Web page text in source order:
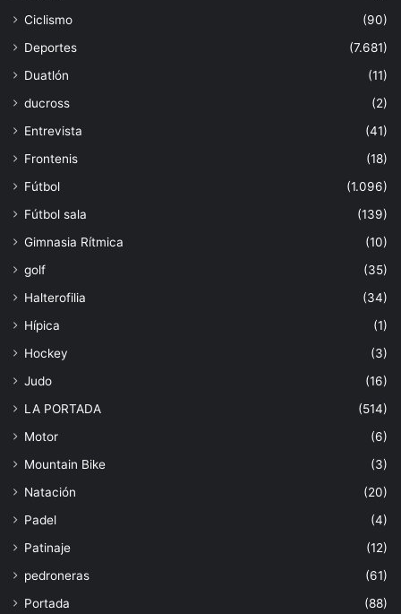
Ciclismo
(90)
Deportes
(7.681)
Duatlón
(11)
ducross
(2)
Entrevista
(41)
Frontenis
(18)
Fútbol
(1.096)
Fútbol sala
(139)
Gimnasia Rítmica
(10)
golf
(35)
Halterofilia
(34)
Hípica
(1)
Hockey
(3)
Judo
(16)
LA PORTADA
(514)
Motor
(6)
Mountain Bike
(3)
Natación
(20)
Padel
(4)
Patinaje
(12)
pedroneras
(61)
Portada
(88)